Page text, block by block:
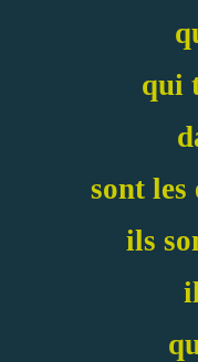
qui
sont les
ils